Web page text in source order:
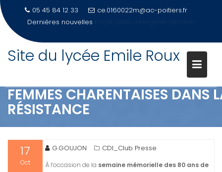
Skip
05 45 84 12 33
ce.0160022m@ac-poitiers.fr
Dernières nouvelles PORTES OUVERTES 2026-Samedi 21 mars
Site du lycée Emile Roux
FEMMES CHARENTAISES DANS
RÉSISTANCE
17
Oct
G.GOUJON CDI_Club Presse
À l’occasion de la semaine mémorielle des 80 ans de